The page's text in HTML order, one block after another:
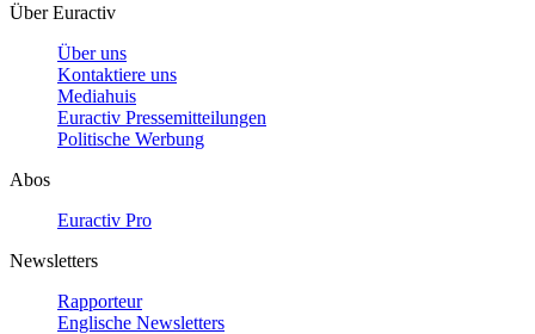
Über Euractiv
Über uns
Kontaktiere uns
Mediahuis
Euractiv Pressemitteilungen
Politische Werbung
Abos
Euractiv Pro
Newsletters
Rapporteur
Englische Newsletters